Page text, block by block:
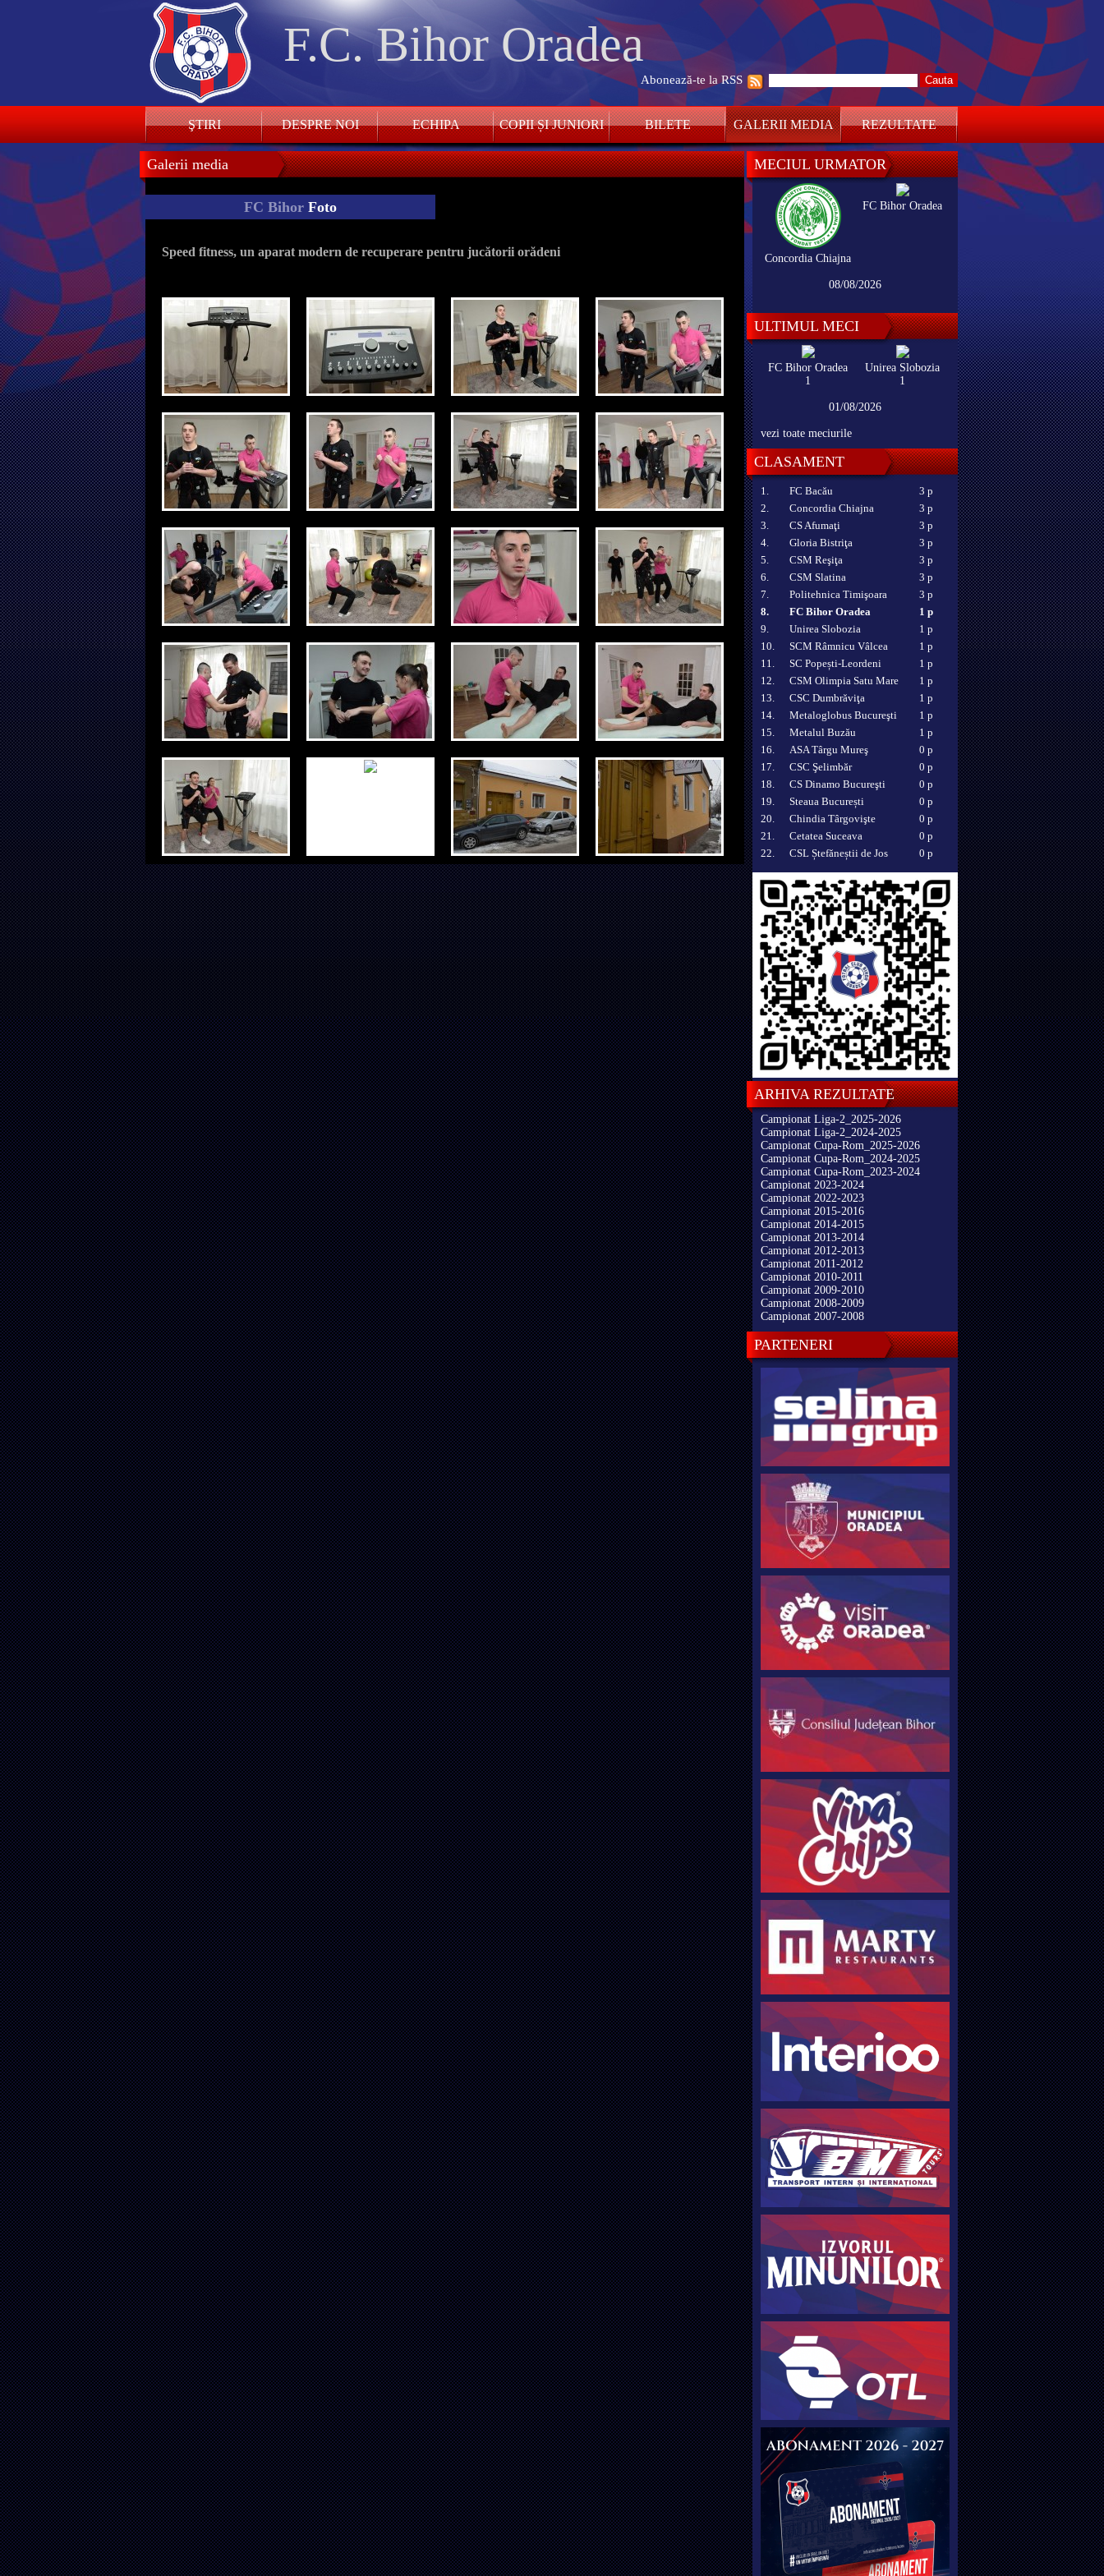
F.C. Bihor Oradea
Abonează-te la RSS
ŞTIRI DESPRE NOI ECHIPA COPII ȘI JUNIORI BILETE GALERII MEDIA REZULTATE
Galerii media
FC Bihor Foto
Speed fitness, un aparat modern de recuperare pentru jucătorii orădeni
MECIUL URMATOR
Concordia Chiajna
FC Bihor Oradea
08/08/2026
ULTIMUL MECI
FC Bihor Oradea
1
Unirea Slobozia
1
01/08/2026
vezi toate meciurile
CLASAMENT
1. FC Bacău
3 p
2.
Concordia Chiajna
3 p
3.
CS Afumaţi
3 p
4.
Gloria Bistriţa
3 p
5.
CSM Reşiţa
3 p
6.
CSM Slatina
3 p
7.
Politehnica Timişoara
3 p
8.
FC Bihor Oradea
1 p
9.
Unirea Slobozia
1 p
10.
SCM Râmnicu Vâlcea
1 p
11.
SC Popești-Leordeni
1 p
12.
CSM Olimpia Satu Mare
1 p
13.
CSC Dumbrăviţa
1 p
14.
Metaloglobus Bucureşti
1 p
15.
Metalul Buzău
1 p
16.
ASA Târgu Mureş
0 p
17.
CSC Şelimbăr
0 p
18.
CS Dinamo Bucureşti
0 p
19.
Steaua București
0 p
20.
Chindia Târgovişte
0 p
21.
Cetatea Suceava
0 p
22.
CSL Ștefăneștii de Jos 0 p
ARHIVA REZULTATE
Campionat Liga-2_2025-2026
Campionat Liga-2_2024-2025
Campionat Cupa-Rom_2025-2026
Campionat Cupa-Rom_2024-2025
Campionat Cupa-Rom_2023-2024
Campionat 2023-2024
Campionat 2022-2023
Campionat 2015-2016
Campionat 2014-2015
Campionat 2013-2014
Campionat 2012-2013
Campionat 2011-2012
Campionat 2010-2011
Campionat 2009-2010
Campionat 2008-2009
Campionat 2007-2008
PARTENERI